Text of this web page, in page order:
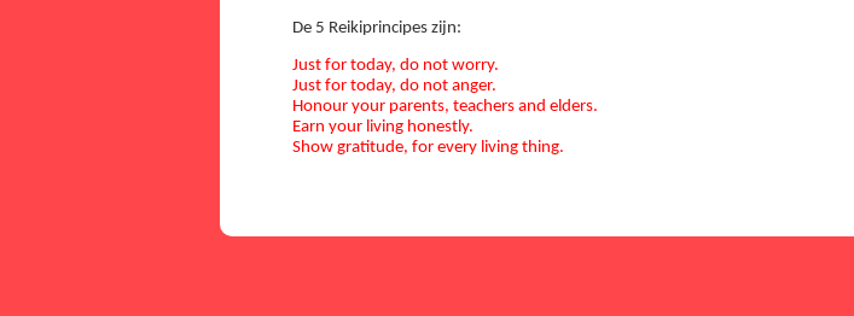
De 5 Reikiprincipes zijn:
Just for today, do not worry.
Just for today, do not anger.
Honour your parents, teachers and elders.
Earn your living honestly.
Show gratitude, for every living thing.